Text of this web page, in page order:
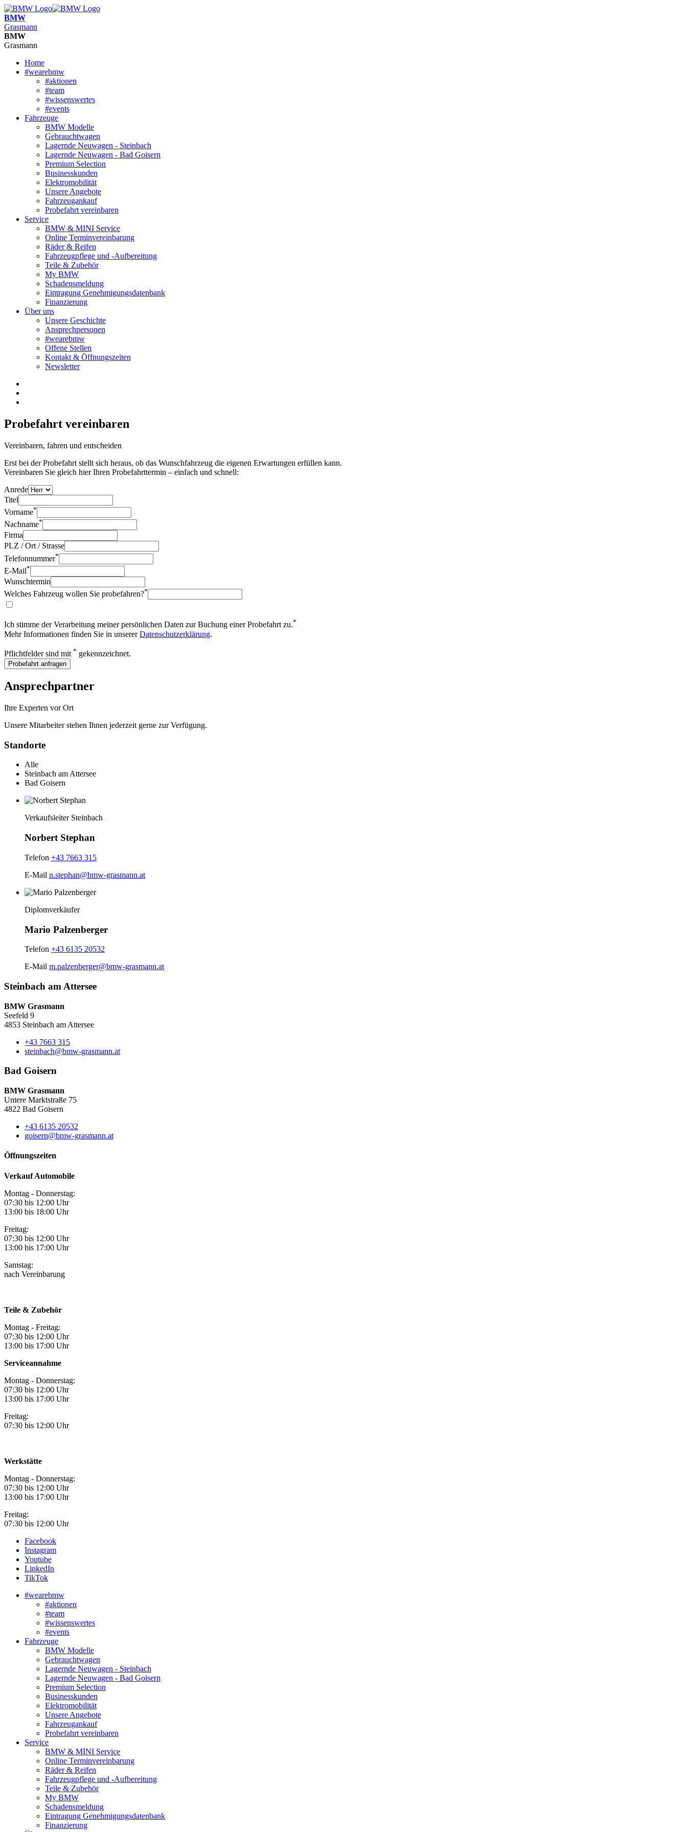
BMW
Grasmann
BMW
Grasmann
Home
#wearebmw
#aktionen
#team
#wissenswertes
#events
Fahrzeuge
BMW Modelle
Gebrauchtwagen
Lagernde Neuwagen - Steinbach
Lagernde Neuwagen - Bad Goisern
Premium Selection
Businesskunden
Elektromobilität
Unsere Angebote
Fahrzeugankauf
Probefahrt vereinbaren
Service
BMW & MINI Service
Online Terminvereinbarung
Räder & Reifen
Fahrzeugpflege und -Aufbereitung
Teile & Zubehör
My BMW
Schadensmeldung
Eintragung Genehmigungsdatenbank
Finanzierung
Über uns
Unsere Geschichte
Ansprechpersonen
#wearebmw
Offene Stellen
Kontakt & Öffnungszeiten
Newsletter
Probefahrt vereinbaren
Vereinbaren, fahren und entscheiden
Erst bei der Probefahrt stellt sich heraus, ob das Wunschfahrzeug die eigenen Erwartungen erfüllen kann.
Vereinbaren Sie gleich hier Ihren Probefahrttermin – einfach und schnell:
Anrede
Titel
Vorname*
Nachname*
Firma
PLZ / Ort / Strasse
Telefonnummer*
E-Mail*
Wunschtermin
Welches Fahrzeug wollen Sie probefahren?*
Ich stimme der Verarbeitung meiner persönlichen Daten zur Buchung einer Probefahrt zu.*
Mehr Informationen finden Sie in unsererDatenschutzerklärung.
Pflichtfelder sind mit * gekennzeichnet.
Probefahrt anfragen
Ansprechpartner
Ihre Experten vor Ort
Unsere Mitarbeiter stehen Ihnen jederzeit gerne zur Verfügung.
Standorte
Alle
Steinbach am Attersee
Bad Goisern
Verkaufsleiter Steinbach
Norbert Stephan
Telefon +43 7663 315
E-Mail n.stephan@bmw-grasmann.at
Diplomverkäufer
Mario Palzenberger
Telefon +43 6135 20532
E-Mail m.palzenberger@bmw-grasmann.at
Steinbach am Attersee
BMW Grasmann
Seefeld 9
4853 Steinbach am Attersee
+43 7663 315
steinbach@bmw-grasmann.at
Bad Goisern
BMW Grasmann
Untere Marktstraße 75
4822 Bad Goisern
+43 6135 20532
goisern@bmw-grasmann.at
Öffnungszeiten
Verkauf Automobile
Montag - Donnerstag:
07:30 bis 12:00 Uhr
13:00 bis 18:00 Uhr
Freitag:
07:30 bis 12:00 Uhr
13:00 bis 17:00 Uhr
Samstag:
nach Vereinbarung
Teile & Zubehör
Montag - Freitag:
07:30 bis 12:00 Uhr
13:00 bis 17:00 Uhr
Serviceannahme
Montag - Donnerstag:
07:30 bis 12:00 Uhr
13:00 bis 17:00 Uhr
Freitag:
07:30 bis 12:00 Uhr
Werkstätte
Montag - Donnerstag:
07:30 bis 12:00 Uhr
13:00 bis 17:00 Uhr
Freitag:
07:30 bis 12:00 Uhr
Facebook
Instagram
Youtube
LinkedIn
TikTok
#wearebmw
#aktionen
#team
#wissenswertes
#events
Fahrzeuge
BMW Modelle
Gebrauchtwagen
Lagernde Neuwagen - Steinbach
Lagernde Neuwagen - Bad Goisern
Premium Selection
Businesskunden
Elektromobilität
Unsere Angebote
Fahrzeugankauf
Probefahrt vereinbaren
Service
BMW & MINI Service
Online Terminvereinbarung
Räder & Reifen
Fahrzeugpflege und -Aufbereitung
Teile & Zubehör
My BMW
Schadensmeldung
Eintragung Genehmigungsdatenbank
Finanzierung